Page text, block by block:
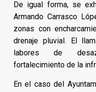
De igual forma, se
Armando Carrasco
zonas con
drenaje pluvial. El
labores de
fortalecimiento de la
En el caso del